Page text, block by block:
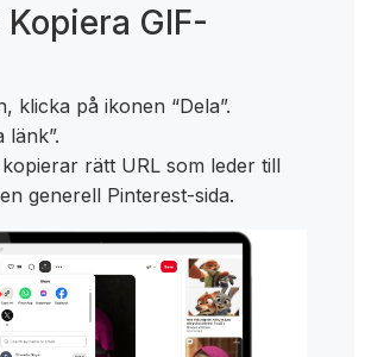
GIF-
klicka på ikonen “Dela”.
länk”.
rätt URL som leder till
generell Pinterest-sida.